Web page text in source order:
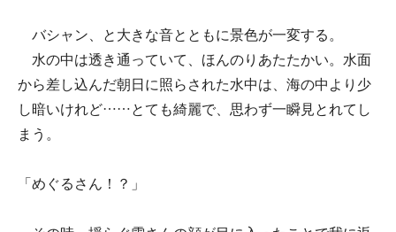
バシャン、と大きな音とともに景色が一変する。
水の中は透き通っていて、ほんのりあたたかい。水面
から差し込んだ朝日に照らされた水中は、海の中より少
し暗いけれど……とても綺麗で、思わず一瞬見とれてし
まう。
「めぐるさん！？」